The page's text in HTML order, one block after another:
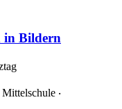
in Bildern
‧